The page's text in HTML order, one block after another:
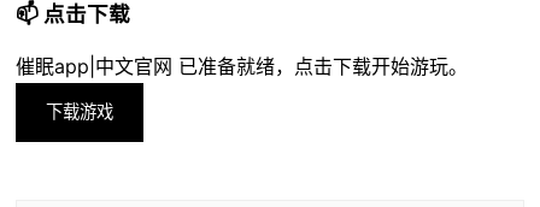
📫 点击下载
催眠app|中文官网 已准备就绪，点击下载开始游玩。
下载游戏